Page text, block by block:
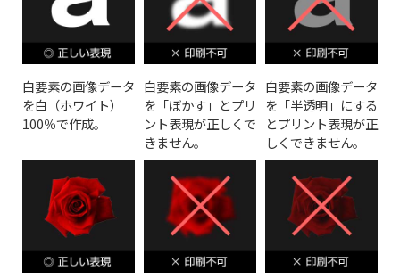
白要素の画像データ
を白（ホワイト）
100％で作成。
白要素の画像データ
を「ぼかす」とプリ
ント表現が正しくで
きません。
白要素の画像データ
を「半透明」にする
とプリント表現が正
しくできません。